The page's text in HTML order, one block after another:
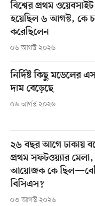
বিশ্বের প্রথম
হয়েছিল ৬ আগস্ট, কে
করেছিলেন
০৬ আগস্ট ২০২৬
নির্দিষ্ট কিছু মডেলের
দাম বেড়েছে
০৬ আগস্ট ২০২৬
২৬ বছর আগে ঢাকায়
প্রথম সফটওয়্যার মেলা,
আয়োজক কে
বিসিএস?
০৩ আগস্ট ২০২৬